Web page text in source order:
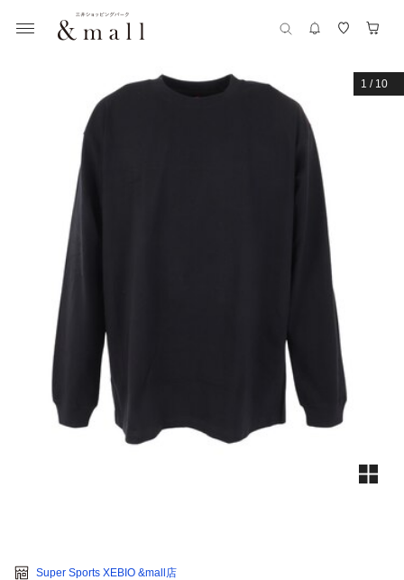
1 / 10
Super Sports XEBIO &mall店